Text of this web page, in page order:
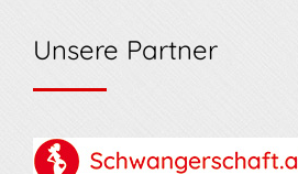
Unsere Partner